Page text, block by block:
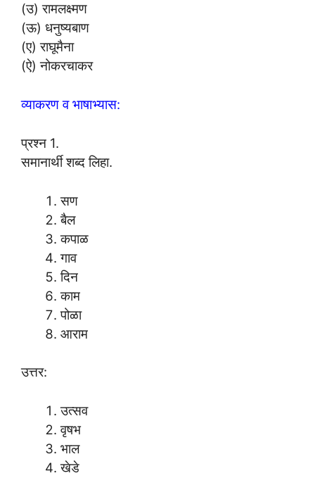
(उ) रामलक्ष्मण
(ऊ) धनुष्यबाण
(ए) राघूमैना
(ऐ) नोकरचाकर
व्याकरण व भाषाभ्यास:
प्रश्न 1.
समानार्थी शब्द लिहा.
सण
बैल
कपाळ
गाव
दिन
काम
पोळा
आराम
उत्तर:
उत्सव
वृषभ
भाल
खेडे